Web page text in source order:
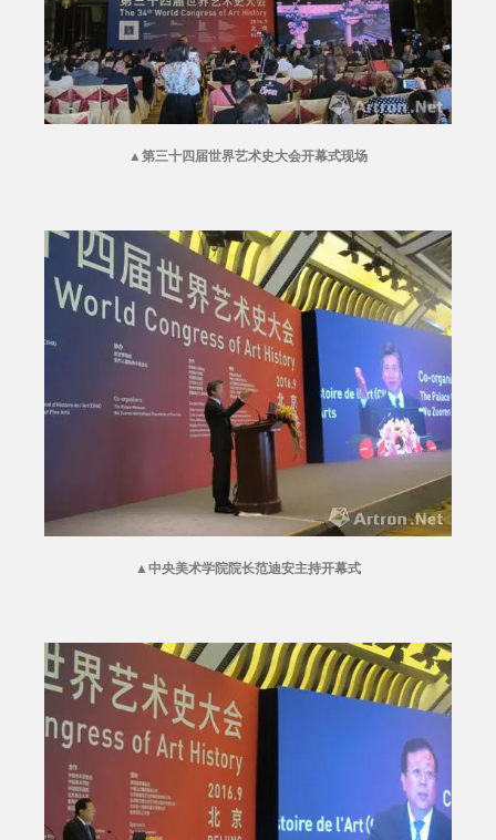
▲第三十四届世界艺术史大会开幕式现场
▲中央美术学院院长范迪安主持开幕式